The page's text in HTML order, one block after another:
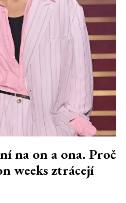
na on a ona. Proč
weeks ztrácejí